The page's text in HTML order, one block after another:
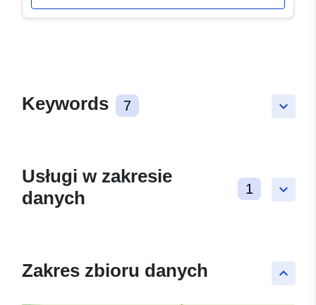
keyboard_arrow_down
Keywords 7
keyboard_arrow_down
Usługi w zakresie
danych
1
keyboard_arrow_up
Zakres zbioru danych